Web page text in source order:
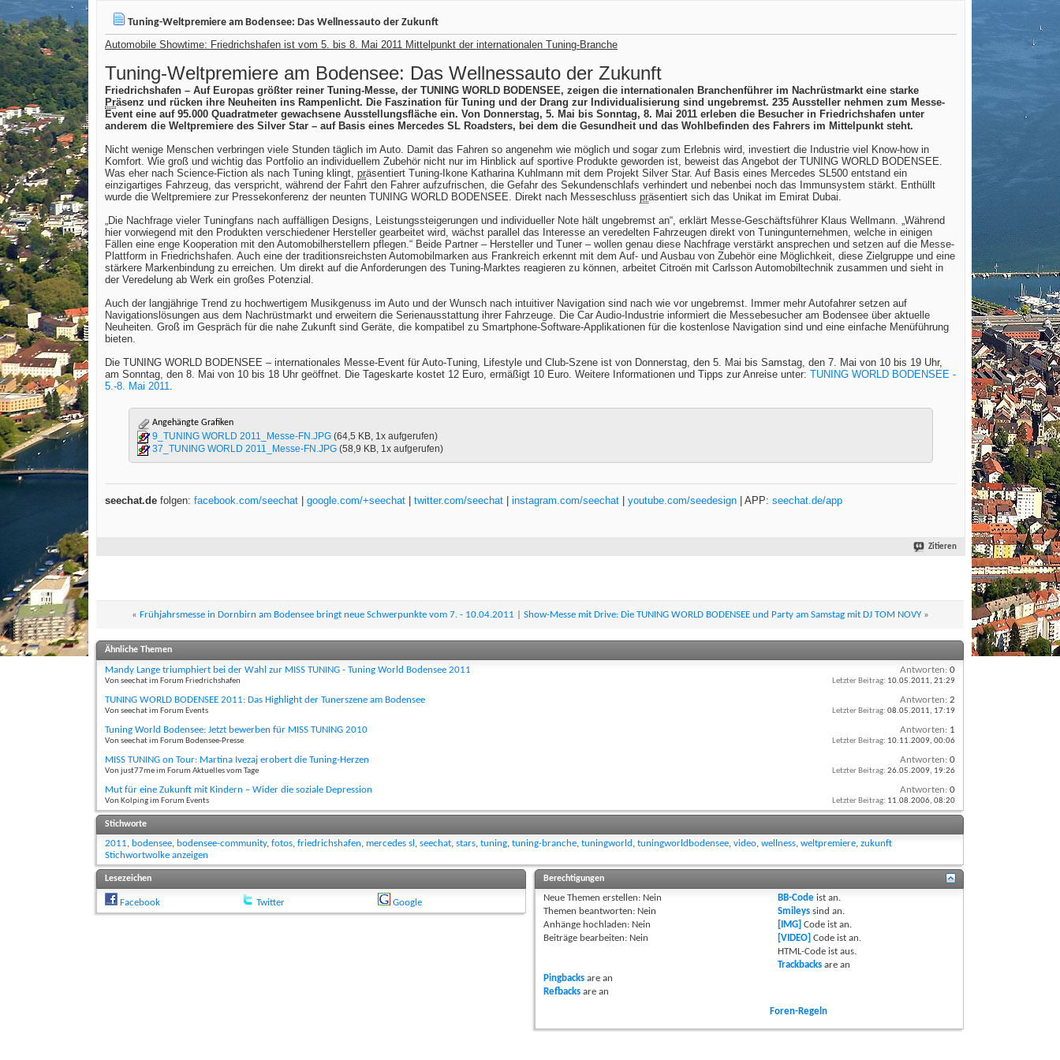
Tuning-Weltpremiere am Bodensee: Das Wellnessauto der Zukunft
Automobile Showtime: Friedrichshafen ist vom 5. bis 8. Mai 2011 Mittelpunkt der internationalen Tuning-Branche
Tuning-Weltpremiere am Bodensee: Das Wellnessauto der Zukunft
Friedrichshafen – Auf Europas größter reiner Tuning-Messe, der TUNING WORLD BODENSEE, zeigen die internationalen Branchenführer im Nachrüstmarkt eine starke
Präsenz und rücken ihre Neuheiten ins Rampenlicht. Die Faszination für Tuning und der Drang zur Individualisierung sind ungebremst. 235 Aussteller nehmen zum Messe-
Event eine auf 95.000 Quadratmeter gewachsene Ausstellungsfläche ein. Von Donnerstag, 5. Mai bis Sonntag, 8. Mai 2011 erleben die Besucher in Friedrichshafen unter
anderem die Weltpremiere des Silver Star – auf Basis eines Mercedes SL Roadsters, bei dem die Gesundheit und das Wohlbefinden des Fahrers im Mittelpunkt steht.
Nicht wenige Menschen verbringen viele Stunden täglich im Auto. Damit das Fahren so angenehm wie möglich und sogar zum Erlebnis wird, investiert die Industrie viel Know-how in
Komfort. Wie groß und wichtig das Portfolio an individuellem Zubehör nicht nur im Hinblick auf sportive Produkte geworden ist, beweist das Angebot der TUNING WORLD BODENSEE.
Was eher nach Science-Fiction als nach Tuning klingt, präsentiert Tuning-Ikone Katharina Kuhlmann mit dem Projekt Silver Star. Auf Basis eines Mercedes SL500 entstand ein
einzigartiges Fahrzeug, das verspricht, während der Fahrt den Fahrer aufzufrischen, die Gefahr des Sekundenschlafs verhindert und nebenbei noch das Immunsystem stärkt. Enthüllt
wurde die Weltpremiere zur Pressekonferenz der neunten TUNING WORLD BODENSEE. Direkt nach Messeschluss präsentiert sich das Unikat im Emirat Dubai.
„Die Nachfrage vieler Tuningfans nach auffälligen Designs, Leistungssteigerungen und individueller Note hält ungebremst an“, erklärt Messe-Geschäftsführer Klaus Wellmann. „Während
hier vorwiegend mit den Produkten verschiedener Hersteller gearbeitet wird, wächst parallel das Interesse an veredelten Fahrzeugen direkt von Tuningunternehmen, welche in einigen
Fällen eine enge Kooperation mit den Automobilherstellern pflegen.“ Beide Partner – Hersteller und Tuner – wollen genau diese Nachfrage verstärkt ansprechen und setzen auf die Messe-
Plattform in Friedrichshafen. Auch eine der traditionsreichsten Automobilmarken aus Frankreich erkennt mit dem Auf- und Ausbau von Zubehör eine Möglichkeit, diese Zielgruppe und eine
stärkere Markenbindung zu erreichen. Um direkt auf die Anforderungen des Tuning-Marktes reagieren zu können, arbeitet Citroën mit Carlsson Automobiltechnik zusammen und sieht in
der Veredelung ab Werk ein großes Potenzial.
Auch der langjährige Trend zu hochwertigem Musikgenuss im Auto und der Wunsch nach intuitiver Navigation sind nach wie vor ungebremst. Immer mehr Autofahrer setzen auf
Navigationslösungen aus dem Nachrüstmarkt und erweitern die Serienausstattung ihrer Fahrzeuge. Die Car Audio-Industrie informiert die Messebesucher am Bodensee über aktuelle
Neuheiten. Groß im Gespräch für die nahe Zukunft sind Geräte, die kompatibel zu Smartphone-Software-Applikationen für die kostenlose Navigation sind und eine einfache Menüführung
bieten.
Die TUNING WORLD BODENSEE – internationales Messe-Event für Auto-Tuning, Lifestyle und Club-Szene ist von Donnerstag, den 5. Mai bis Samstag, den 7. Mai von 10 bis 19 Uhr,
am Sonntag, den 8. Mai von 10 bis 18 Uhr geöffnet. Die Tageskarte kostet 12 Euro, ermäßigt 10 Euro. Weitere Informationen und Tipps zur Anreise unter: TUNING WORLD BODENSEE -
5.-8. Mai 2011.
Angehängte Grafiken
9_TUNING WORLD 2011_Messe-FN.JPG (64,5 KB, 1x aufgerufen)
37_TUNING WORLD 2011_Messe-FN.JPG (58,9 KB, 1x aufgerufen)
seechat.de folgen: facebook.com/seechat google.com/+seechat twitter.com/seechat instagram.com/seechat youtube.com/seedesign | APP: seechat.de/app
Zitieren
« Frühjahrsmesse in Dornbirn am Bodensee bringt neue Schwerpunkte vom 7. - 10.04.2011 Show-Messe mit Drive: Die TUNING WORLD BODENSEE und Party am Samstag mit DJ TOM NOVY »
Ähnliche Themen
Mandy Lange triumphiert bei der Wahl zur MISS TUNING - Tuning World Bodensee 2011
Von seechat im Forum Friedrichshafen
Antworten: 0
Letzter Beitrag: 10.05.2011, 21:29
TUNING WORLD BODENSEE 2011: Das Highlight der Tunerszene am Bodensee
Von seechat im Forum Events
Antworten: 2
Letzter Beitrag: 08.05.2011, 17:19
Tuning World Bodensee: Jetzt bewerben für MISS TUNING 2010
Von seechat im Forum Bodensee-Presse
Antworten: 1
Letzter Beitrag: 10.11.2009, 00:06
MISS TUNING on Tour: Martina Ivezaj erobert die Tuning-Herzen
Von just77me im Forum Aktuelles vom Tage
Antworten: 0
Letzter Beitrag: 26.05.2009, 19:26
Mut für eine Zukunft mit Kindern – Wider die soziale Depression
Von Kolping im Forum Events
Antworten: 0
Letzter Beitrag: 11.08.2006, 08:20
Stichworte
2011, bodensee, bodensee-community, fotos, friedrichshafen, mercedes sl , seechat, stars, tuning, tuning-branche, tuningworld , tuningworldbodensee, video, wellness, weltpremiere, zukunft
Stichwortwolke anzeigen
Lesezeichen
Facebook Twitter Google
Berechtigungen
Neue Themen erstellen: Nein
Themen beantworten: Nein
Anhänge hochladen: Nein
Beiträge bearbeiten: Nein
BB-Code istan.
Smileys sindan.
[IMG] Code istan.
[VIDEO] Code istan.
HTML-Code istaus.
Trackbacks arean
Pingbacksare an
Refbacksare an
Foren-Regeln